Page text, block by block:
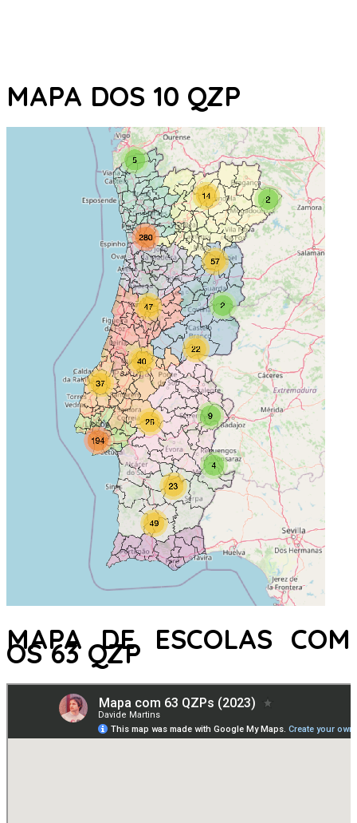
MAPA DOS 10 QZP
MAPA DE ESCOLAS COM
OS 63 QZP